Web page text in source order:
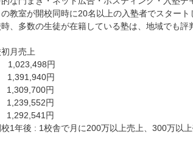
教室が開校同時に20名以上の入塾者でスター
、多数の生徒が在籍している塾は、地域でも評
月売上
1,023,498円
1,391,940円
1,309,700円
1,239,552円
1,292,541円
1年後 : 1校舎で月に200万以上売上、300万以